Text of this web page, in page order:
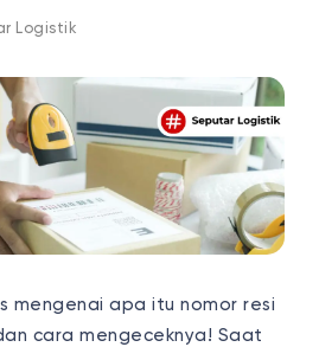
Logistik
mengenai apa itu nomor resi
cara mengeceknya! Saat